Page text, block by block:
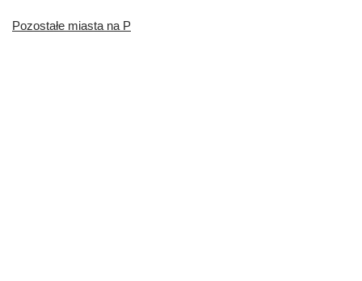
Pozostałe miasta na P